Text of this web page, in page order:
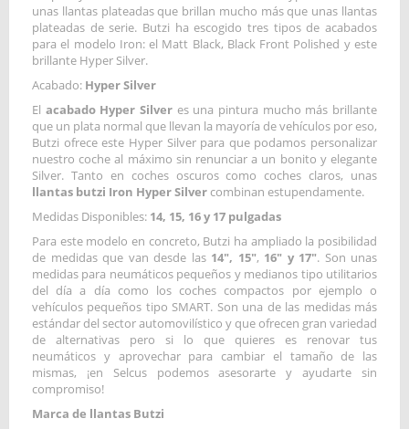
unas llantas plateadas que brillan mucho más que unas llantas
plateadas de serie. Butzi ha escogido tres tipos de acabados
para el modelo Iron: el Matt Black, Black Front Polished y este
brillante Hyper Silver.
Acabado: Hyper Silver
El acabado Hyper Silver es una pintura mucho más brillante
que un plata normal que llevan la mayoría de vehículos por eso,
Butzi ofrece este Hyper Silver para que podamos personalizar
nuestro coche al máximo sin renunciar a un bonito y elegante
Silver. Tanto en coches oscuros como coches claros, unas
llantas butzi Iron Hyper Silver combinan estupendamente.
Medidas Disponibles: 14, 15, 16 y 17 pulgadas
Para este modelo en concreto, Butzi ha ampliado la posibilidad
de medidas que van desde las 14", 15", 16" y 17". Son unas
medidas para neumáticos pequeños y medianos tipo utilitarios
del día a día como los coches compactos por ejemplo o
vehículos pequeños tipo SMART. Son una de las medidas más
estándar del sector automovilístico y que ofrecen gran variedad
de alternativas pero si lo que quieres es renovar tus
neumáticos y aprovechar para cambiar el tamaño de las
mismas, ¡en Selcus podemos asesorarte y ayudarte sin
compromiso!
Marca de llantas Butzi